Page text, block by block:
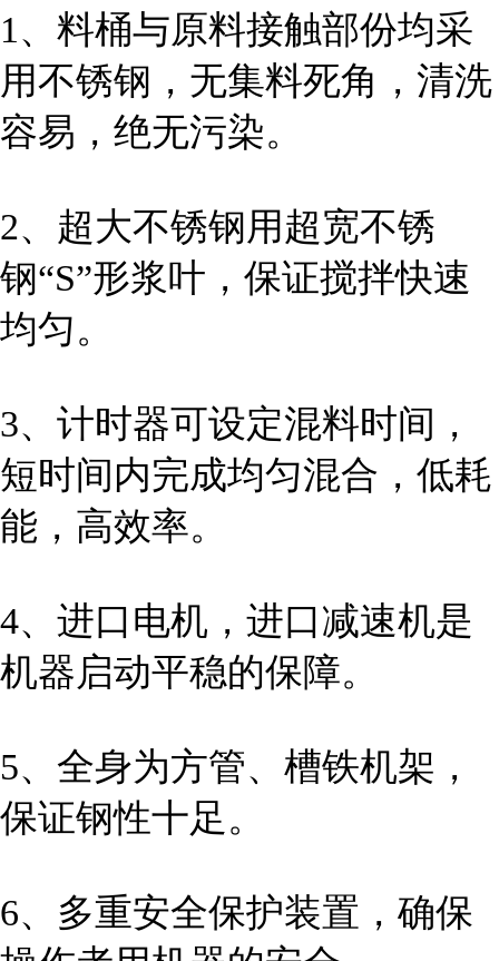
1、料桶与原料接触部份均采
用不锈钢，无集料死角，清洗
容易，绝无污染。
2、超大不锈钢用超宽不锈
钢“S”形浆叶，保证搅拌快速
均匀。
3、计时器可设定混料时间，
短时间内完成均匀混合，低耗
能，高效率。
4、进口电机，进口减速机是
机器启动平稳的保障。
5、全身为方管、槽铁机架，
保证钢性十足。
6、多重安全保护装置，确保